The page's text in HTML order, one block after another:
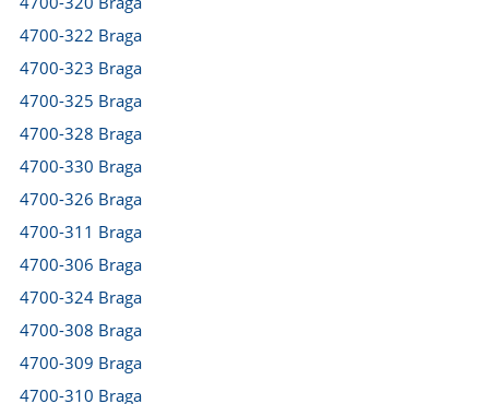
4700-322 Braga
4700-323 Braga
4700-325 Braga
4700-328 Braga
4700-330 Braga
4700-326 Braga
4700-311 Braga
4700-306 Braga
4700-324 Braga
4700-308 Braga
4700-309 Braga
4700-310 Braga